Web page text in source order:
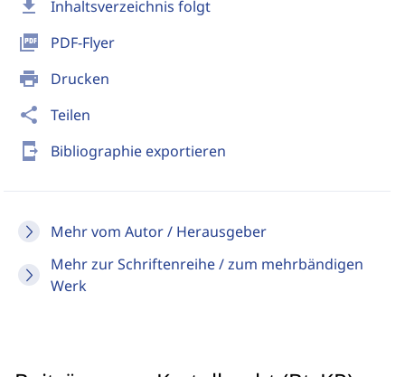
download Inhaltsverzeichnis folgt
picture_as_pdf PDF-Flyer
print Drucken
share Teilen
send_to_mobile Bibliographie exportieren
Mehr vom Autor / Herausgeber
Mehr zur Schriftenreihe / zum mehrbändigen
Werk